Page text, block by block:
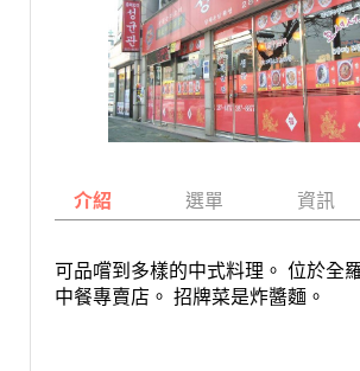
介紹 選單 資訊
可品嚐到多樣的中式料理。 位於全
中餐專賣店。 招牌菜是炸醬麵。